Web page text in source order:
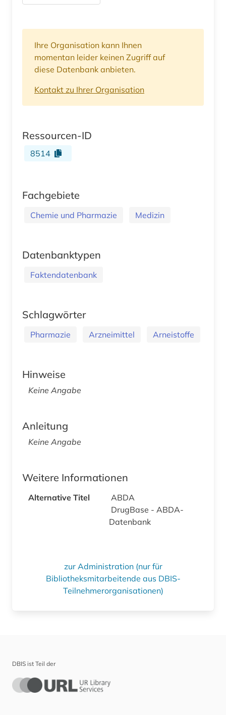
Ihre Organisation kann Ihnen
momentan leider keinen Zugriff auf
diese Datenbank anbieten.
Kontakt zu Ihrer Organisation
Ressourcen-ID
8514
Fachgebiete
Chemie und Pharmazie Medizin
Datenbanktypen
Faktendatenbank
Schlagwörter
Pharmazie Arzneimittel Arneistoffe
Hinweise
Keine Angabe
Anleitung
Keine Angabe
Weitere Informationen
Alternative Titel
ABDA
DrugBase - ABDA-
Datenbank
zur Administration (nur für
Bibliotheksmitarbeitende aus DBIS-
Teilnehmerorganisationen)
DBIS ist Teil der